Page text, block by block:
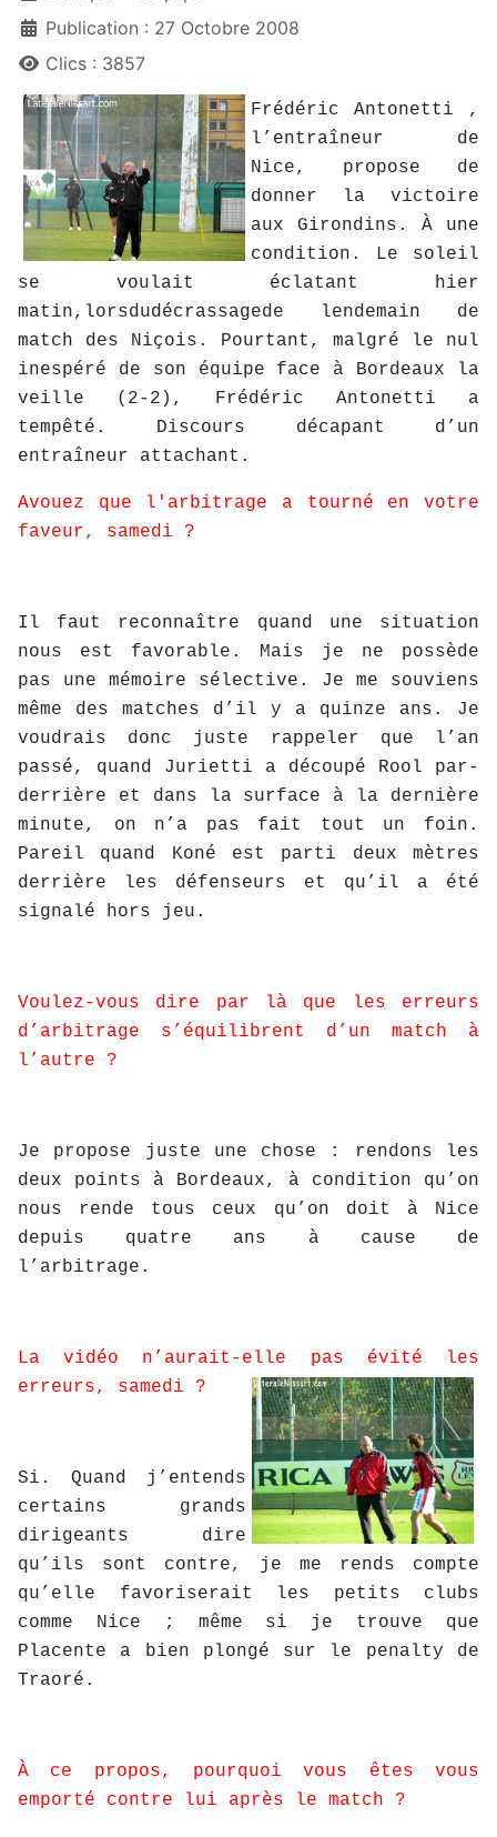
Publication : 27 Octobre 2008
Clics : 3857
Frédéric Antonetti ,
l’entraîneur de
Nice, propose de
donner la victoire
aux Girondins. À une
condition. Le soleil
se voulait éclatant hier
matin,lorsdudécrassagede lendemain de
match des Niçois. Pourtant, malgré le nul
inespéré de son équipe face à Bordeaux la
veille (2-2), Frédéric Antonetti a
tempêté. Discours décapant d’un
entraîneur attachant.
Avouez que l'arbitrage a tourné en votre
faveur, samedi ?
Il faut reconnaître quand une situation
nous est favorable. Mais je ne possède
pas une mémoire sélective. Je me souviens
même des matches d’il y a quinze ans. Je
voudrais donc juste rappeler que l’an
passé, quand Jurietti a découpé Rool par-
derrière et dans la surface à la dernière
minute, on n’a pas fait tout un foin.
Pareil quand Koné est parti deux mètres
derrière les défenseurs et qu’il a été
signalé hors jeu.
Voulez-vous dire par là que les erreurs
d’arbitrage s’équilibrent d’un match à
l’autre ?
Je propose juste une chose : rendons les
deux points à Bordeaux, à condition qu’on
nous rende tous ceux qu’on doit à Nice
depuis quatre ans à cause de
l’arbitrage.
La vidéo n’aurait-elle pas évité les
erreurs, samedi ?
Si. Quand j’entends
certains grands
dirigeants dire
qu’ils sont contre, je me rends compte
qu’elle favoriserait les petits clubs
comme Nice ; même si je trouve que
Placente a bien plongé sur le penalty de
Traoré.
À ce propos, pourquoi vous êtes vous
emporté contre lui après le match ?